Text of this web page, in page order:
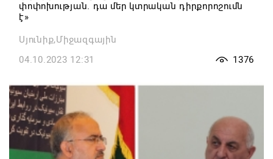
փոփոխության. դա մեր կտրական դիրքորոշումն
է»
Սյունիք,Միջազգային
04.10.2023 12:31
1376